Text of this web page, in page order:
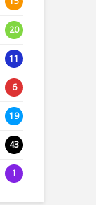
20
11
6
19
43
1